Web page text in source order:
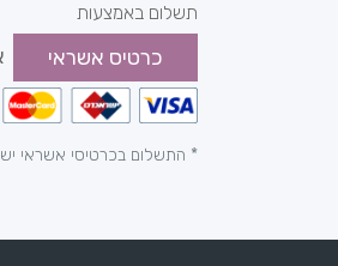
תשלום באמצעות
כרטיס אשראי
* התשלום בכרטיסי אשראי